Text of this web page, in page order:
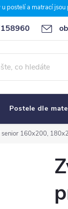
u postelí a matrací
7 důvodů, proč
Postele dle
160x200,